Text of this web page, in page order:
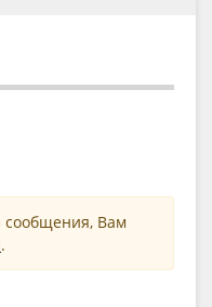
сообщения, Вам
.